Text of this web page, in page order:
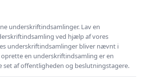
underskriftindsamlinger. Lav en
ved hjælp af vores
underskriftindsamlinger bliver nævnt i
en underskriftindsamling er en
set af offentligheden og beslutningstagere.